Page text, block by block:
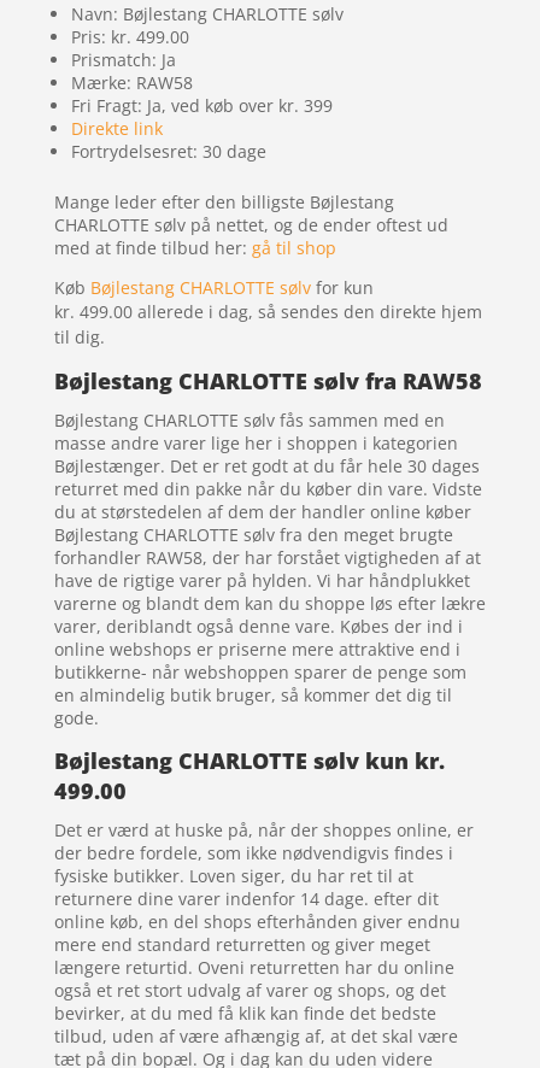
Navn: Bøjlestang CHARLOTTE sølv
Pris: kr. 499.00
Prismatch: Ja
Mærke: RAW58
Fri Fragt: Ja, ved køb over kr. 399
Direkte link
Fortrydelsesret: 30 dage
Mange leder efter den billigste Bøjlestang
CHARLOTTE sølv på nettet, og de ender oftest ud
med at finde tilbud her: gå til shop
Køb Bøjlestang CHARLOTTE sølvfor kun
kr. 499.00 allerede i dag, så sendes den direkte hjem
til dig.
Bøjlestang CHARLOTTE sølv fra RAW58
Bøjlestang CHARLOTTE sølv fås sammen med en
masse andre varer lige her i shoppen i kategorien
Bøjlestænger. Det er ret godt at du får hele 30 dages
returret med din pakke når du køber din vare. Vidste
du at størstedelen af dem der handler online køber
Bøjlestang CHARLOTTE sølv fra den meget brugte
forhandler RAW58, der har forstået vigtigheden af at
have de rigtige varer på hylden. Vi har håndplukket
varerne og blandt dem kan du shoppe løs efter lækre
varer, deriblandt også denne vare. Købes der ind i
online webshops er priserne mere attraktive end i
butikkerne- når webshoppen sparer de penge som
en almindelig butik bruger, så kommer det dig til
gode.
Bøjlestang CHARLOTTE sølv kun kr.
499.00
Det er værd at huske på, når der shoppes online, er
der bedre fordele, som ikke nødvendigvis findes i
fysiske butikker. Loven siger, du har ret til at
returnere dine varer indenfor 14 dage. efter dit
online køb, en del shops efterhånden giver endnu
mere end standard returretten og giver meget
længere returtid. Oveni returretten har du online
også et ret stort udvalg af varer og shops, og det
bevirker, at du med få klik kan finde det bedste
tilbud, uden af være afhængig af, at det skal være
tæt på din bopæl. Og i dag kan du uden videre